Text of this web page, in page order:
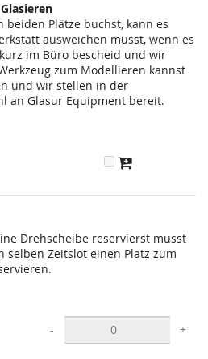
Plätze buchst, kann es
ausweichen musst, wenn es
im Büro bescheid und wir
zum Modellieren kannst
und wir stellen in der
an Glasur Equipment bereit.
Drehscheibe reservierst musst
Zeitslot einen Platz zum
- +